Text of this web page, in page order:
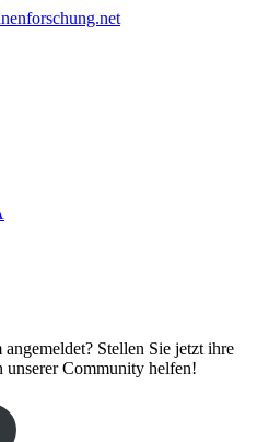
Stellen Sie jetzt ihre
unserer Community helfen!